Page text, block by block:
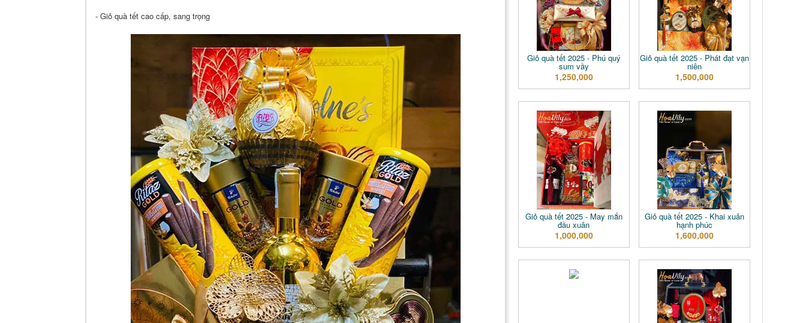
- Giỏ quà tết cao cấp, sang trọng
Giỏ quà tết 2025 - Phú quý
sum vầy
1,250,000
Giỏ quà tết 2025 - Phát đạt vạn
niên
1,500,000
Giỏ quà tết 2025 - May mắn
đầu xuân
1,000,000
Giỏ quà tết 2025 - Khai xuân
hạnh phúc
1,600,000